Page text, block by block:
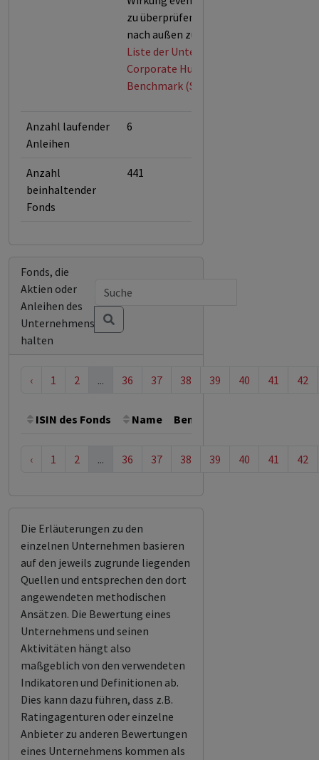
zu überprüfen und transparent
nach außen zu kommunizieren.
Liste der Unternehmen der
Corporate Human Rights
Benchmark (Stand: Mai 2026)
Anzahl laufender
Anleihen
6
Anzahl
beinhaltender
Fonds
441
Fonds, die
Aktien oder
Anleihen des
Unternehmens
halten
‹ 1 2 ... 36 37 38 39 40 41 42
ISIN des Fonds Name Bemerkung
‹ 1 2 ... 36 37 38 39 40 41 42
Die Erläuterungen zu den
einzelnen Unternehmen basieren
auf den jeweils zugrunde liegenden
Quellen und entsprechen den dort
angewendeten methodischen
Ansätzen. Die Bewertung eines
Unternehmens und seinen
Aktivitäten hängt also
maßgeblich von den verwendeten
Indikatoren und Definitionen ab.
Dies kann dazu führen, dass z.B.
Ratingagenturen oder einzelne
Anbieter zu anderen Bewertungen
eines Unternehmens kommen als